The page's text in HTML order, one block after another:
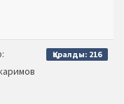
Қаралды: 216